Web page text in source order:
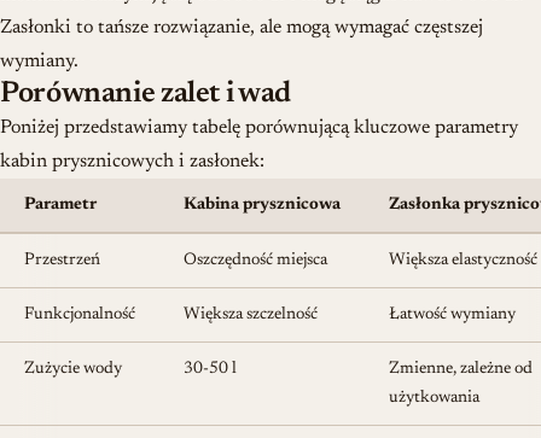
Zasłonki to tańsze rozwiązanie, ale mogą wymagać częstszej
wymiany.
Porównanie zalet i wad
Poniżej przedstawiamy tabelę porównującą kluczowe parametry
kabin prysznicowych i zasłonek:
Parametr Kabina prysznicowa Zasłonka
Przestrzeń Oszczędność miejsca Większa elastyczność
Funkcjonalność Większa szczelność Łatwość wymiany
Zużycie wody 30-50 l
Zmienne, zależne od
użytkowania